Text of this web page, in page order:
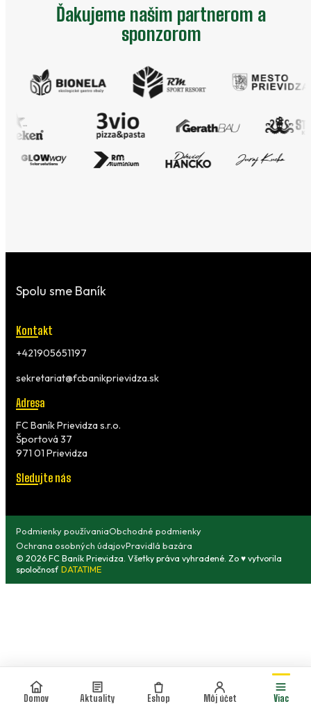
Ďakujeme našim partnerom a
sponzorom
Spolu sme Baník
Kontakt
+421905651197
sekretariat@fcbanikprievidza.sk
Adresa
FC Baník Prievidza s.r.o.
Športová 37
971 01 Prievidza
Sledujte nás
© 2026 FC Baník Prievidza. Všetky práva vyhradené. Zo ♥ vytvorila
spoločnosť DATATIME
Podmienky používaniaObchodné podmienky
Ochrana osobných údajovPravidlá bazára
Domov Aktuality Eshop Môj účet Viac